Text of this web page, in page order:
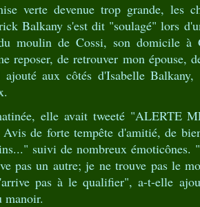
verte devenue trop grande, les
Balkany s'est dit "soulagé" lors
moulin de Cossi, son domicile à
reposer, de retrouver mon épouse,
aux côtés d'Isabelle Balkany,
elle avait tweeté "ALERTE
de forte tempête d'amitié, de
suivi de nombreux émoticônes.
pas un autre; je ne trouve pas le
pas à le qualifier", a-t-elle
manoir.